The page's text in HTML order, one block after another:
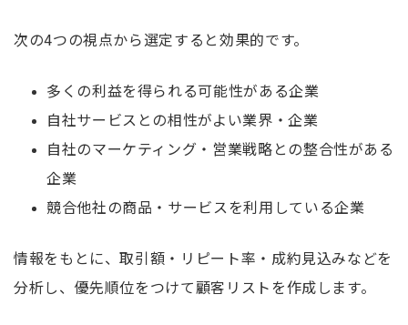
次の4つの視点から選定すると効果的です。
多くの利益を得られる可能性がある企業
自社サービスとの相性がよい業界・企業
自社のマーケティング・営業戦略との整合性がある
企業
競合他社の商品・サービスを利用している企業
情報をもとに、取引額・リピート率・成約見込みなどを
分析し、優先順位をつけて顧客リストを作成します。